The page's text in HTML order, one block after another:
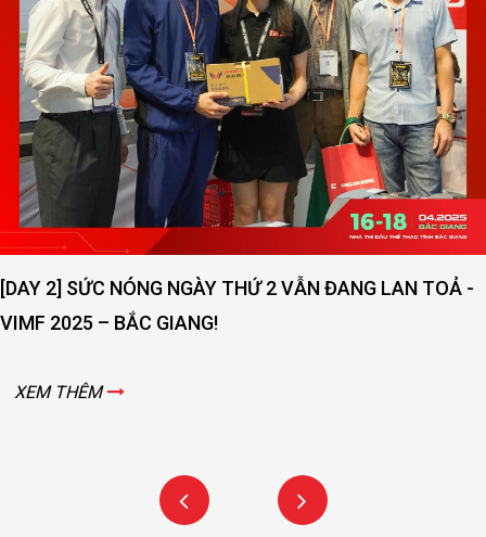
[DAY 2] SỨC NÓNG NGÀY THỨ 2 VẪN ĐANG LAN TOẢ -
VIMF 2025 – BẮC GIANG!
XEM THÊM